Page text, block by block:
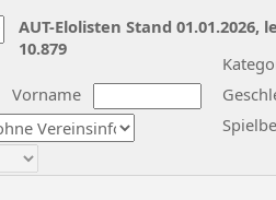
Vorname
AUT-Elolisten Stand
10.879